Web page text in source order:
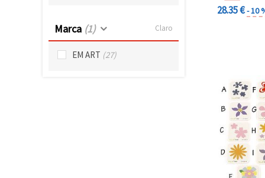
Marca (1) Claro
EM ART (27)
28.35 €- 10